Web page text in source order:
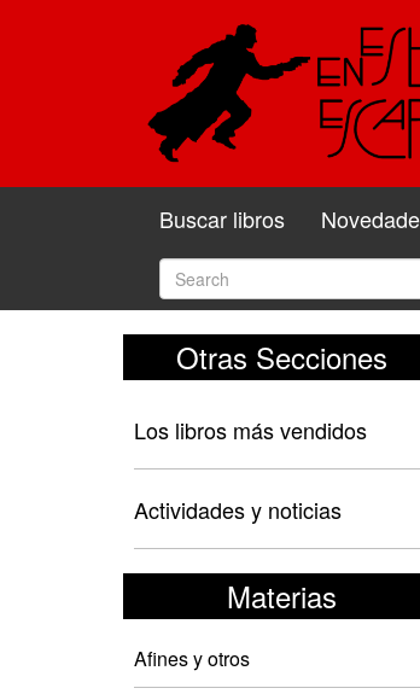
Buscar libros
Otras Secciones
Los libros más vendidos
Actividades y noticias
Materias
Afines y otros